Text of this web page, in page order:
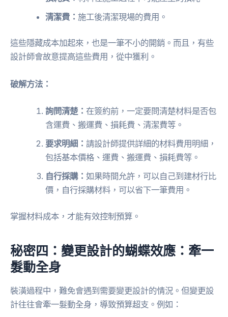
清潔費：施工後清潔現場的費用。
這些隱藏成本加起來，也是一筆不小的開銷。而且，有些
設計師會故意提高這些費用，從中獲利。
破解方法：
詢問清楚：在簽約前，一定要問清楚材料是否包
含運費、搬運費、損耗費、清潔費等。
要求明細：請設計師提供詳細的材料費用明細，
包括基本價格、運費、搬運費、損耗費等。
自行採購：如果時間允許，可以自己到建材行比
價，自行採購材料，可以省下一筆費用。
掌握材料成本，才能有效控制預算。
秘密四：變更設計的蝴蝶效應：牽一
髮動全身
裝潢過程中，難免會遇到需要變更設計的情況。但變更設
計往往會牽一髮動全身，導致預算超支。例如：